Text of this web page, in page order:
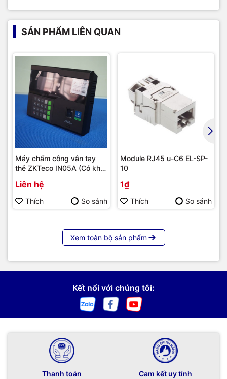
SẢN PHẨM LIÊN QUAN
Máy chấm công vân tay
thẻ ZKTeco IN05A (Có khả
Hàng chính hãng
Liên hệ
Thích So sánh
Module RJ45 u-C6 EL-SP-
10
1₫
Thích So sánh
Xem toàn bộ sản phẩm
Kết nối với chúng tôi:
Thanh toán
Cam kết uy tính